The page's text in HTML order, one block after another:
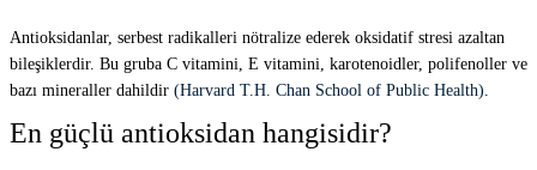
Antioksidanlar, serbest radikalleri nötralize ederek oksidatif stresi azaltan
bileşiklerdir. Bu gruba C vitamini, E vitamini, karotenoidler, polifenoller ve
bazı mineraller dahildir (Harvard T.H. Chan School of Public Health).
En güçlü antioksidan hangisidir?